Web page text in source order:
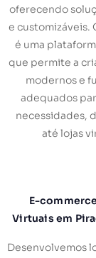
oferecendo
e customizáveis.
é uma
que permite a
modernos e
adequados
necessidades,
até lojas
E-
Virtuais em
Desenvolvemos